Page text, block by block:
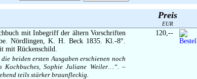
Preis
EUR
mit Inbegriff der ältern Vorschriften
Nördlingen, K. H. Beck 1835. Kl.-8°.
mit Rückenschild.
beiden ersten Ausgaben erschienen noch
Kochbuches, Sophie Juliane Weiler…“. –
teils stärker braunfleckig.
120,--